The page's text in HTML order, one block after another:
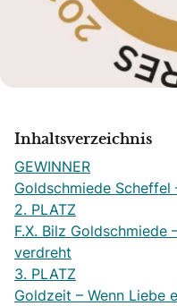
Inhaltsverzeichnis
GEWINNER
Goldschmiede
2. PLATZ
F.X. Bilz Goldschmiede
verdreht
3. PLATZ
Goldzeit – Wenn Liebe